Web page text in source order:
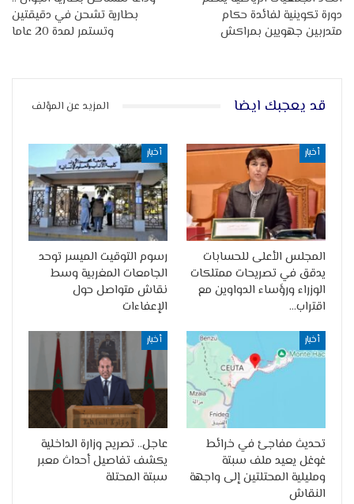
دورة تكوينية لفائدة حكام
متدربين جهويين بمراكش
بطارية تشحن في دقيقتين
وتستمر لمدة 20 عاما
قد يعجبك ايضا المزيد عن المؤلف
أخبار
المجلس الأعلى للحسابات
يدقق في تصريحات ممتلكات
الوزراء ورؤساء الدواوين مع
اقتراب…
أخبار
رسوم التوقيت الميسر توحد
الجامعات المغربية وسط
نقاش متواصل حول
الإعفاءات
أخبار
تحديث مفاجئ في خرائط
غوغل يعيد ملف سبتة
ومليلية المحتلتين إلى واجهة
النقاش
أخبار
عاجل.. تصريح وزارة الداخلية
يكشف تفاصيل أحداث معبر
سبتة المحتلة